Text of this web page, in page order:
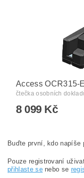
Access OCR315-
čtečka osobních
8 099 Kč
Buďte první, kdo napíše
Pouze registrovaní
přihlaste senebo se